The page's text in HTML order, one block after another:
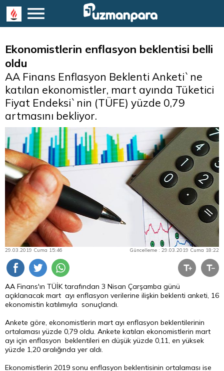
Ekonomistlerin enflasyon beklentisi belli
oldu
AA Finans Enflasyon Beklenti Anketi`ne
katılan ekonomistler, mart ayında Tüketici
Fiyat Endeksi`nin (TÜFE) yüzde 0,79
artmasını bekliyor.
29.03.2019 Cuma 15:46 Güncelleme : 29.03.2019 Cuma 18:22
AA Finans'ın TÜİK tarafından 3 Nisan Çarşamba günü
açıklanacak mart ayı enflasyon verilerine ilişkin beklenti anketi, 16
ekonomistin katılımıyla sonuçlandı.
Ankete göre, ekonomistlerin mart ayı enflasyon beklentilerinin
ortalaması yüzde 0,79 oldu. Ankete katılan ekonomistlerin mart
ayı için enflasyon beklentileri en düşük yüzde 0,11, en yüksek
yüzde 1,20 aralığında yer aldı.
Ekonomistlerin 2019 sonu enflasyon beklentisinin ortalaması ise